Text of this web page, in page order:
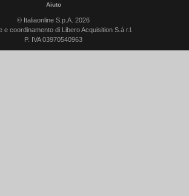
Aiuto
© Italiaonline S.p.A. 2026
e coordinamento di Libero Acquisition S.á r.l.
P. IVA 03970540963